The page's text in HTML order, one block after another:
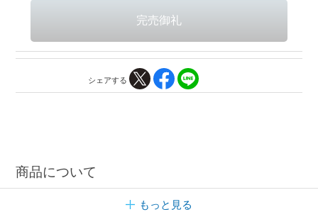
シェアする
商品について
もっと見る